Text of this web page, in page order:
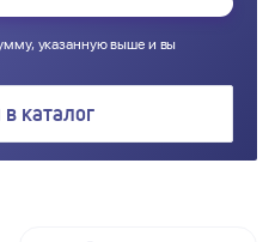
указанную выше и вы
каталог